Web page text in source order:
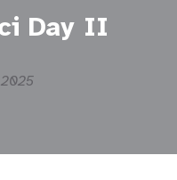
Day II